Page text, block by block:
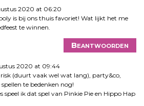
2020 at 06:20
is bij ons thuis favoriet! Wat lijkt het me
te winnen.
Beantwoorden
2020 at 09:44
risk (duurt vaak wel wat lang), party&co,
te bedenken nog!
speel ik dat spel van Pinkie Pie en Hippo Hap